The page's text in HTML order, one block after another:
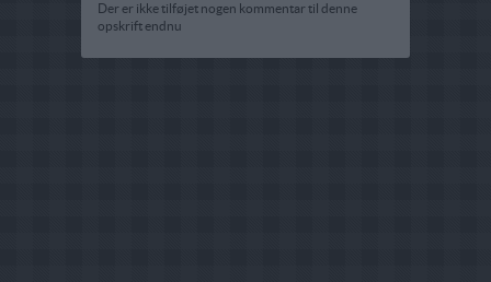
Der er ikke tilføjet nogen kommentar til denne
opskrift endnu